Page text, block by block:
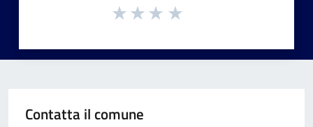
Contatta il comune